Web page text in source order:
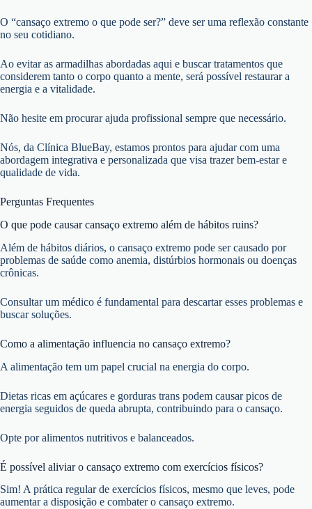
O “cansaço extremo o que pode ser?” deve ser uma reflexão constante
no seu cotidiano.
Ao evitar as armadilhas abordadas aqui e buscar tratamentos que
considerem tanto o corpo quanto a mente, será possível restaurar a
energia e a vitalidade.
Não hesite em procurar ajuda profissional sempre que necessário.
Nós, da Clínica BlueBay, estamos prontos para ajudar com uma
abordagem integrativa e personalizada que visa trazer bem-estar e
qualidade de vida.
Perguntas Frequentes
O que pode causar cansaço extremo além de hábitos ruins?
Além de hábitos diários, o cansaço extremo pode ser causado por
problemas de saúde como anemia, distúrbios hormonais ou doenças
crônicas.
Consultar um médico é fundamental para descartar esses problemas e
buscar soluções.
Como a alimentação influencia no cansaço extremo?
A alimentação tem um papel crucial na energia do corpo.
Dietas ricas em açúcares e gorduras trans podem causar picos de
energia seguidos de queda abrupta, contribuindo para o cansaço.
Opte por alimentos nutritivos e balanceados.
É possível aliviar o cansaço extremo com exercícios físicos?
Sim! A prática regular de exercícios físicos, mesmo que leves, pode
aumentar a disposição e combater o cansaço extremo.